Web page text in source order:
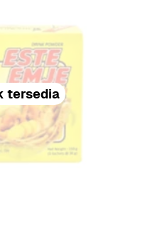
tersedia